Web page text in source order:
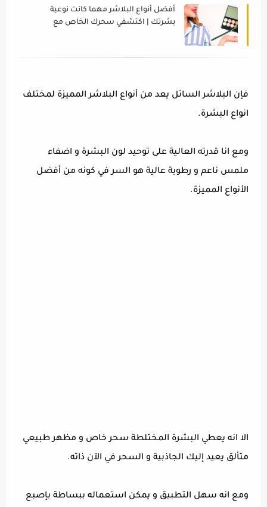
أفضل أنواع البلاشر مهما كانت نوعية
بشرتك | اكتشفي سحرك الخاص مع
فإن البلاشر السائل يعد من أنواع البلاشر المميزة لمختلف
انواع البشرة.
ومع انا قدرته العالية على توحيد لون البشرة و اضفاء
ملمس ناعم و رطوبة عالية هو السر في كونه من أفضل
الأنواع المميزة.
الا انه يعطي البشرة المختلطة سحر خاص و مظهر طبيعي
متألق يعيد إليك الجاذبية و السحر في الآن ذاته.
ومع انه سهل التطبيق و يمكن استعماله ببساطة بإصبع